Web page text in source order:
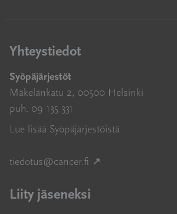
Yhteystiedot
Syöpäjärjestöt
Mäkelänkatu 2, 00500 Helsinki
puh. 09 135 331
Lue lisää Syöpäjärjestöistä
tiedotus@cancer.fi ↗
Liity jäseneksi